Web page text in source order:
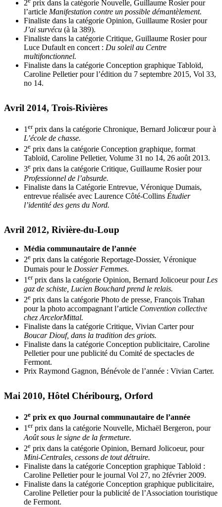
2
prix dans la catégorie Nouvelle, Guillaume Rosier pour
l’article Manifestation contre un possible démantèlement.
Finaliste dans la catégorie Opinion, Guillaume Rosier pour
J’ai survécu (à la 389).
Finaliste dans la catégorie Critique, Guillaume Rosier pour
Luce Dufault en concert : Du soleil au Centre
multifonctionnel.
Finaliste dans la catégorie Conception graphique Tabloïd,
Caroline Pelletier pour l’édition du 7 septembre 2015, Vol 33,
no 14.
Avril 2014, Trois-Rivières
1 erprix dans la catégorie Chronique, Bernard Jolicœur pour à
L’école de chasse.
2e prix dans la catégorie Conception graphique, format
Tabloïd, Caroline Pelletier, Volume 31 no 14, 26 août 2013.
3e prix dans la catégorie Critique, Guillaume Rosier pour
Professionnel de l’absurde.
Finaliste dans la Catégorie Entrevue, Véronique Dumais,
entrevue réalisée avec Laurence Côté-Collins Étudier
l’identité des gens du Nord.
Avril 2012, Rivière-du-Loup
Média communautaire de l’année
2e prix dans la catégorie Reportage-Dossier, Véronique
Dumais pour le Dossier Femmes.
1 erprix dans la catégorie Opinion, Bernard Jolicoeur pour Les
gaz de schiste, Lucien Bouchard prend le relais.
2e prix dans la catégorie Photo de presse, François Trahan
pour la photo accompagnant l’article Convention collective
chez ArcelorMittal.
Finaliste dans la catégorie Critique, Vivian Carter pour
Boucar Diouf, dans la tradition des griots.
Finaliste dans la catégorie Conception publicitaire, Caroline
Pelletier pour une publicité du Comité de spectacles de
Fermont.
Prix Raymond Gagnon, Bénévole de l’année : Vivian Carter.
Mai 2010, Hôtel Chéribourg, Orford
2e prix ex quo Journal communautaire de l’année
1erprix dans la catégorie Nouvelle, Michaël Bergeron, pour
Août sous le signe de la fermeture.
2e prix dans la catégorie Opinion, Bernard Jolicoeur, pour
Mini-Centrales, cessons de tout détruire.
Finaliste dans la catégorie Conception graphique Tabloïd :
Caroline Pelletier pour le journal Vol 27, no 2février 2009.
Finaliste dans la catégorie Conception graphique publicitaire,
Caroline Pelletier pour la publicité de l’Association touristique
de Fermont.